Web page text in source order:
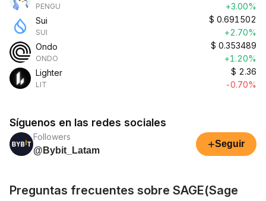
PENGU
+3.00%
Sui
SUI
$ 0.691502
+2.70%
Ondo
ONDO
$ 0.353489
+1.20%
Lighter
LIT
$ 2.36
-0.70%
Síguenos en las redes sociales
Followers
@Bybit_Latam
+Seguir
Preguntas frecuentes sobre SAGE(Sage